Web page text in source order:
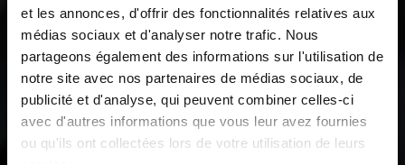
et les annonces, d'offrir des fonctionnalités relatives aux
médias sociaux et d'analyser notre trafic. Nous
partageons également des informations sur l'utilisation de
notre site avec nos partenaires de médias sociaux, de
publicité et d'analyse, qui peuvent combiner celles-ci
avec d'autres informations que vous leur avez fournies
ou qu'ils ont collectées lors de votre utilisation de leurs